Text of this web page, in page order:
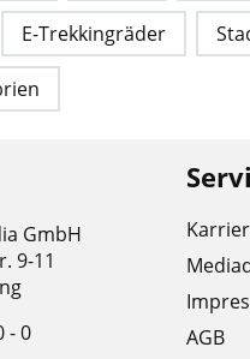
E-Trekkingräder
GmbH
9-11
- 0
AGB